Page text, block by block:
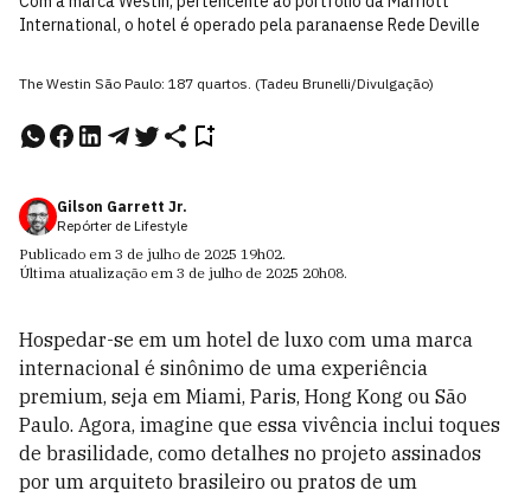
International, o hotel é operado pela paranaense Rede Deville
The Westin São Paulo: 187 quartos. (Tadeu Brunelli/Divulgação)
Gilson Garrett Jr.
Repórter de Lifestyle
Publicado em 3 de julho de 2025 19h02.
Última atualização em 3 de julho de 2025 20h08.
Hospedar-se em um hotel de luxo com uma marca
internacional é sinônimo de uma experiência
premium, seja em Miami, Paris, Hong Kong ou São
Paulo. Agora, imagine que essa vivência inclui toques
de brasilidade, como detalhes no projeto assinados
por um arquiteto brasileiro ou pratos de um